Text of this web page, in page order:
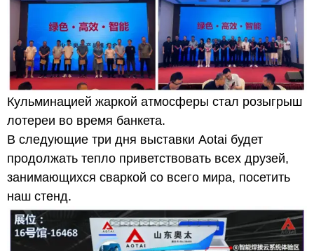
Кульминацией жаркой атмосферы стал розыгрыш
лотереи во время банкета.
В следующие три дня выставки Aotai будет
продолжать тепло приветствовать всех друзей,
занимающихся сваркой со всего мира, посетить
наш стенд.